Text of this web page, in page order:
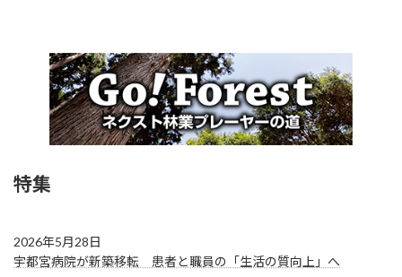
特集
2026年5月28日
宇都宮病院が新築移転 患者と職員の「生活の質向上」へ